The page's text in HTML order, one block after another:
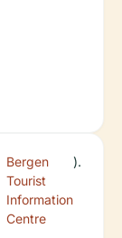
Bergen
Tourist
Information
Centre
).